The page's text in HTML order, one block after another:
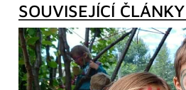
SOUVISEJÍCÍ ČLÁNKY